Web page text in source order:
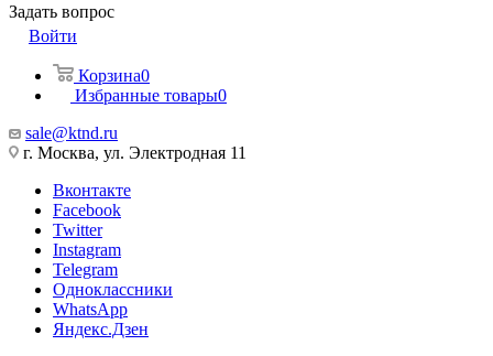
Задать вопрос
Войти
Корзина0
Избранные товары0
sale@ktnd.ru
г. Москва, ул. Электродная 11
Вконтакте
Facebook
Twitter
Instagram
Telegram
Одноклассники
WhatsApp
Яндекс.Дзен